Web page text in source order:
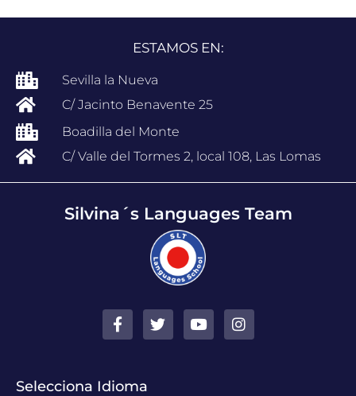
ESTAMOS EN:
Sevilla la Nueva
C/ Jacinto Benavente 25
Boadilla del Monte
C/ Valle del Tormes 2, local 108, Las Lomas
Silvina´s Languages Team
Selecciona Idioma